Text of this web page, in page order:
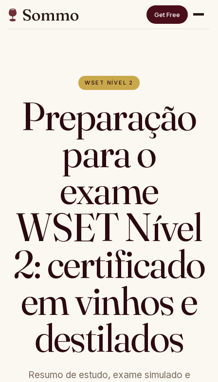
Get Free
WSET NÍVEL 2
Preparação
para o
exame
WSET Nível
2: certificado
em vinhos e
destilados
Resumo de estudo, exame simulado e